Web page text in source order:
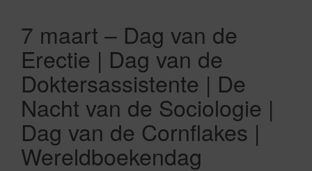
7 maart – Dag van de
Erectie | Dag van de
Doktersassistente | De
Nacht van de Sociologie |
Dag van de Cornflakes |
Wereldboekendag